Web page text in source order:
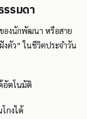
รมดา
ของนักพัฒนา หรือสาย
งตัว” ในชีวิตประจำวัน
อัตโนมัติ
กงได้